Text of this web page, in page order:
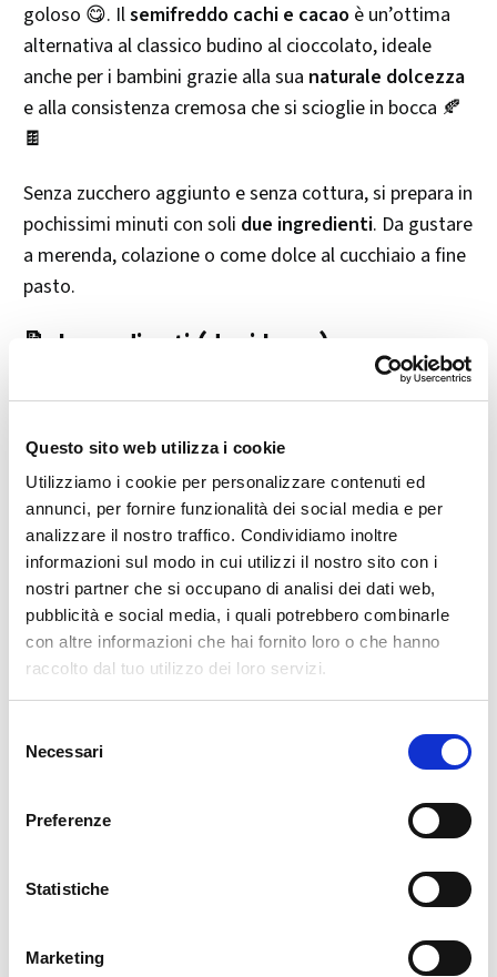
Questo sito web utilizza i cookie
Utilizziamo i cookie per personalizzare contenuti ed
annunci, per fornire funzionalità dei social media e per
analizzare il nostro traffico. Condividiamo inoltre
informazioni sul modo in cui utilizzi il nostro sito con i
nostri partner che si occupano di analisi dei dati web,
pubblicità e social media, i quali potrebbero combinarle
con altre informazioni che hai fornito loro o che hanno
raccolto dal tuo utilizzo dei loro servizi.
delNecessari
Preferenze
Statistiche
Marketing
goloso 😋. Ilsemifreddo cachi e cacao è un’ottima
alternativa al classico budino al cioccolato, ideale
anche per i bambini grazie alla sua naturale dolcezza
e alla consistenza cremosa che si scioglie in bocca 🍂
🍫
Senza zucchero aggiunto e senza cottura, si prepara in
pochissimi minuti con soli due ingredienti. Da gustare
a merenda, colazione o come dolce al cucchiaio a fine
pasto.
📝 Ingredienti (dosi base)
100 g di polpa di cachi maturi
👉 Le dosi sono facilmente moltiplicabili secondo
necessità.
👨‍🍳 Preparazione
Prelevare la polpa dei cachi maturi, eliminando la
buccia e gli eventuali semi.
Aggiungere ilcacao amaro(calcolando 10 g ogni 100
g di caco).
una crema liscia e omogenea.
dessert.
servire.